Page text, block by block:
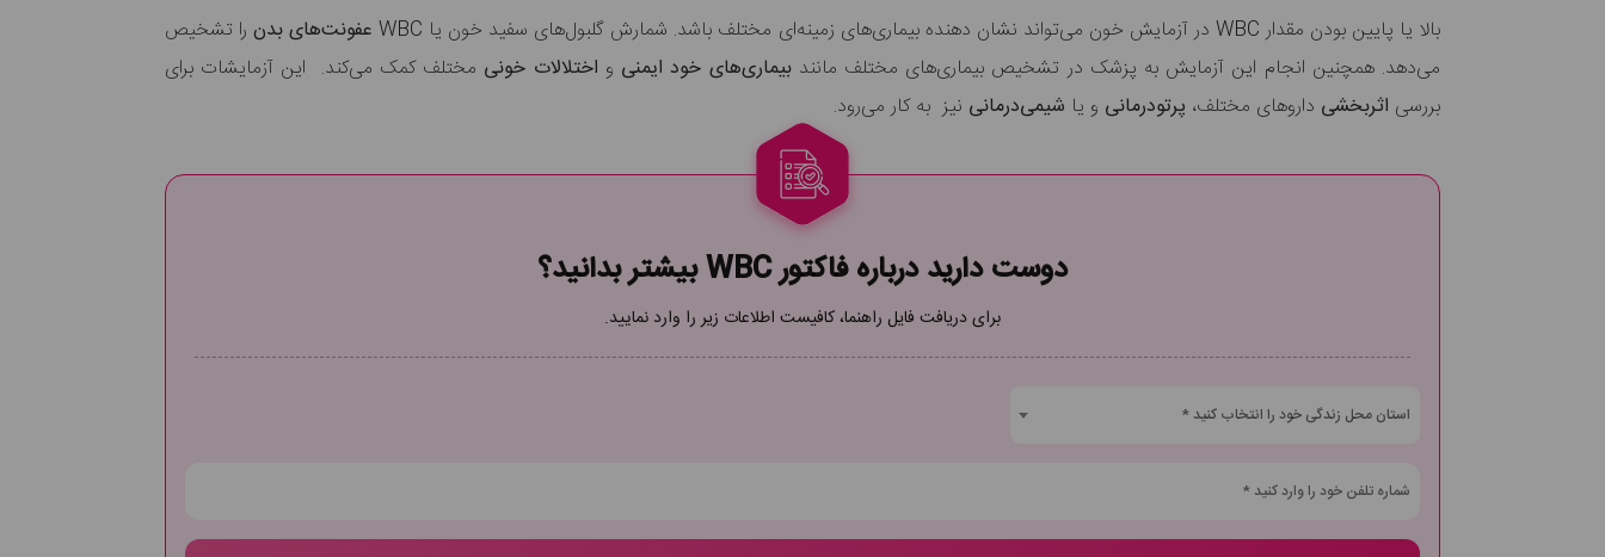
بالا یا پایین بودن مقدار WBC در آزمایش خون می‌تواند نشان دهنده بیماری‌های زمینه‌ای مختلف باشد. شمارش گلبول‌های سفید خون یا WBC عفونت‌های بدنرا تشخیص
می‌دهد. همچنین انجام این آزمایش به پزشک در تشخیص بیماری‌های مختلف مانندبیماری‌های خود ایمنی و اختلالات خونی مختلف کمک می‌کند. این آزمایشات برای
بررسی اثربخشی داروهای مختلف، پرتودرمانی و یا شیمی‌درمانی نیز به کار می‌رود.
دوست دارید درباره فاکتور WBC بیشتر بدانید؟
برای دریافت فایل راهنما، کافیست اطلاعات زیر را وارد نمایید.
استان محل زندگی خود را انتخاب کنید *